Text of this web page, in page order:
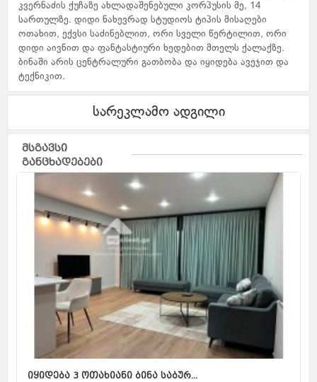
კვერნაძის ქუჩაზე ახლადაშენებული კორპუსის მე, 14
სართულზე. დიდი ნახევრად სტუდიოს ტიპის მისაღები
ოთახით, ექვსი საძინებლით, ორი სველი წერტილით, ორი
დიდი აივნით და ფანტასტიური ხედებით მთელს ქალაქზე.
ბინაში არის ცენტრალური გათბობა და იყიდება ავეჯით და
ტექნიკით.
სარეკლამო ადგილი
მსგავსი
განცხადებები
იყიდება 3 ოთახიანი ბინა საბურ...